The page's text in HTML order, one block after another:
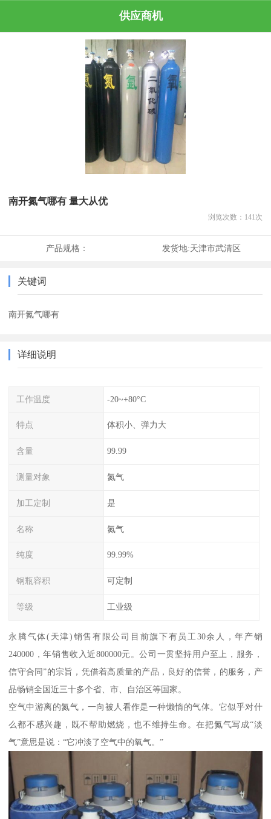
供应商机
南开氮气哪有 量大从优
浏览次数： 141 次
产品规格： 发货地:天津市武清区
关键词
南开氮气哪有
详细说明
工作温度 -20~+80°C
特点 体积小、弹力大
含量 99.99
测量对象 氮气
加工定制 是
名称 氮气
纯度 99.99%
钢瓶容积 可定制
等级 工业级
永腾气体(天津)销售有限公司目前旗下有员工30余人，年产销
240000，年销售收入近800000元。公司一贯坚持用户至上，服务，
信守合同”的宗旨，凭借着高质量的产品，良好的信誉，的服务，产
品畅销全国近三十多个省、市、自治区等国家。
空气中游离的氮气，一向被人看作是一种懒惰的气体。它似乎对什
么都不感兴趣，既不帮助燃烧，也不维持生命。在把氮气写成“淡
气”意思是说：“它冲淡了空气中的氧气。”